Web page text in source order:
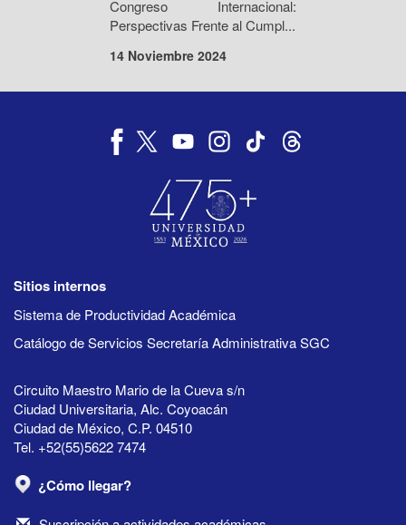
Congreso Internacional:
Perspectivas Frente al Cumpl...
14 Noviembre 2024
Sitios internos
Sistema de Productividad Académica
Catálogo de Servicios Secretaría Administrativa SGC
Circuito Maestro Mario de la Cueva s/n
Ciudad Universitaria, Alc. Coyoacán
Ciudad de México, C.P. 04510
Tel. +52(55)5622 7474
¿Cómo llegar?